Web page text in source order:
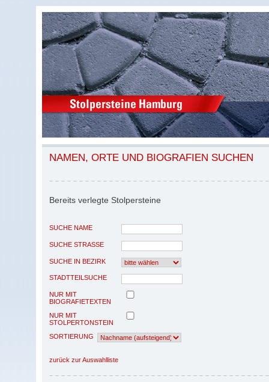
NAMEN, ORTE UND BIOGRAFIEN SUCHEN
Bereits verlegte Stolpersteine
SUCHE NAME
SUCHE STRASSE
SUCHE IN BEZIRK
STADTTEILSUCHE
NUR MIT
BIOGRAFIETEXTEN
NUR MIT
STOLPERTONSTEIN
SORTIERUNG
zurück zur Auswahlliste